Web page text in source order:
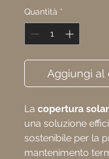
Quantità *
Aggiungi al
La copertura
una soluzione
sostenibile per la
mantenimento